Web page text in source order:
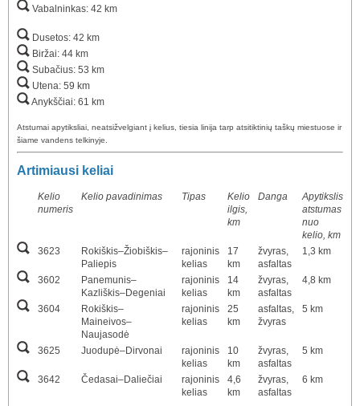
Vabalninkas: 42 km
Dusetos: 42 km
Biržai: 44 km
Subačius: 53 km
Utena: 59 km
Anykščiai: 61 km
Atstumai apytiksliai, neatsižvelgiant į kelius, tiesia linija tarp atsitiktinių taškų miestuose ir
šiame vandens telkinyje.
Artimiausi keliai
Kelio
numeris
Kelio pavadinimas Tipas
Kelio
ilgis,
km
Danga
Apytikslis
atstumas
nuo
kelio, km
3623
Rokiškis–Žiobiškis–
Paliepis
rajoninis
kelias
17
km
žvyras,
asfaltas
1,3 km
3602
Panemunis–
Kazliškis–Degeniai
rajoninis
kelias
14
km
žvyras,
asfaltas
4,8 km
3604
Rokiškis–
Maineivos–
Naujasodė
rajoninis
kelias
25
km
asfaltas,
žvyras
5 km
3625 Juodupė–Dirvonai
rajoninis
kelias
10
km
žvyras,
asfaltas
5 km
3642 Čedasai–Daliečiai
rajoninis
kelias
4,6
km
žvyras,
asfaltas
6 km